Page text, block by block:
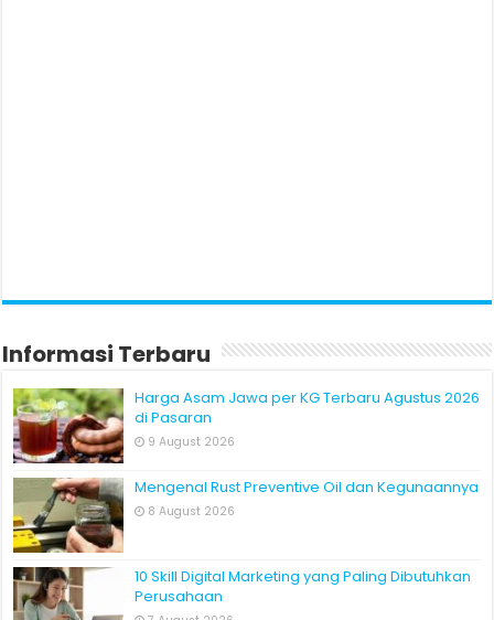
Informasi Terbaru
Harga Asam Jawa per KG Terbaru Agustus 2026
di Pasaran
9 August 2026
Mengenal Rust Preventive Oil dan Kegunaannya
8 August 2026
10 Skill Digital Marketing yang Paling Dibutuhkan
Perusahaan